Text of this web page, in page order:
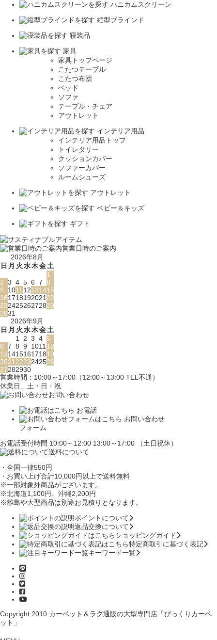
ハニカムスクリーン
縦型ブラインド
寝装品
家具
家具トップページ
こたつテーブル
こたつ布団
ベッド
ソファ
テーブル・チェア
アウトレット
インテリア用品
インテリア用品トップ
トイレタリー
クッションカバー
ソファーカバー
ルームシューズ
アウトレット
ベビー＆キッズ
ギフト
営業日時のご案内
2026年8月
日 月 火水木金土
1
2 3 4 5 6 7 8
9
101112131415
16171819202122
23242526272829
3031
2026年9月
日 月 火水木金土
1 2 3 4 5
6 7 8 9 101112
13141516171819
20212223242526
27282930
営業時間：10:00～17:00（12:00～13:00 TEL不通）
休業日…土・日・祝
お問い合わせ
お電話
お問い合わせ
フォーム
お電話受付時間 10:00～12:00 13:00～17:00 （土日祝休）
送料について
・全国一律550円
・お買い上げ合計10,000円 以上で送料無料
※一部対象外商品がございます。
※北海道1,100円、沖縄2,200円
※離島や大型商品は別途お見積りとなります。
ポイントについて
返品交換について
ショッピングガイド
特定商取引に基づく表記
キーワード一覧
Copyright 2010 カーペット＆ラグ通販の大型専門店「びっくりカーペ
ット」